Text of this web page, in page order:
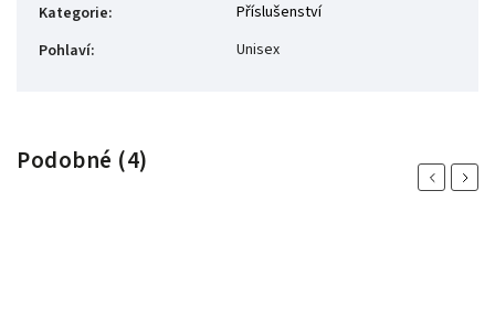
Kategorie:
Příslušenství
Pohlaví: Unisex
Podobné (4)
PreviousNext